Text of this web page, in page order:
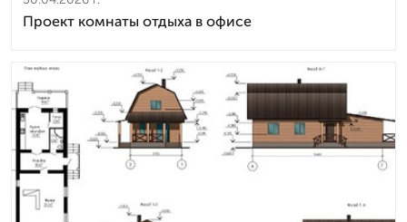
Проект комнаты отдыха в офисе